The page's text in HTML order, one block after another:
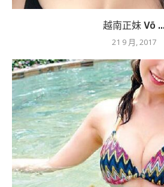
越南正妹 Võ
21 9 月, 2017